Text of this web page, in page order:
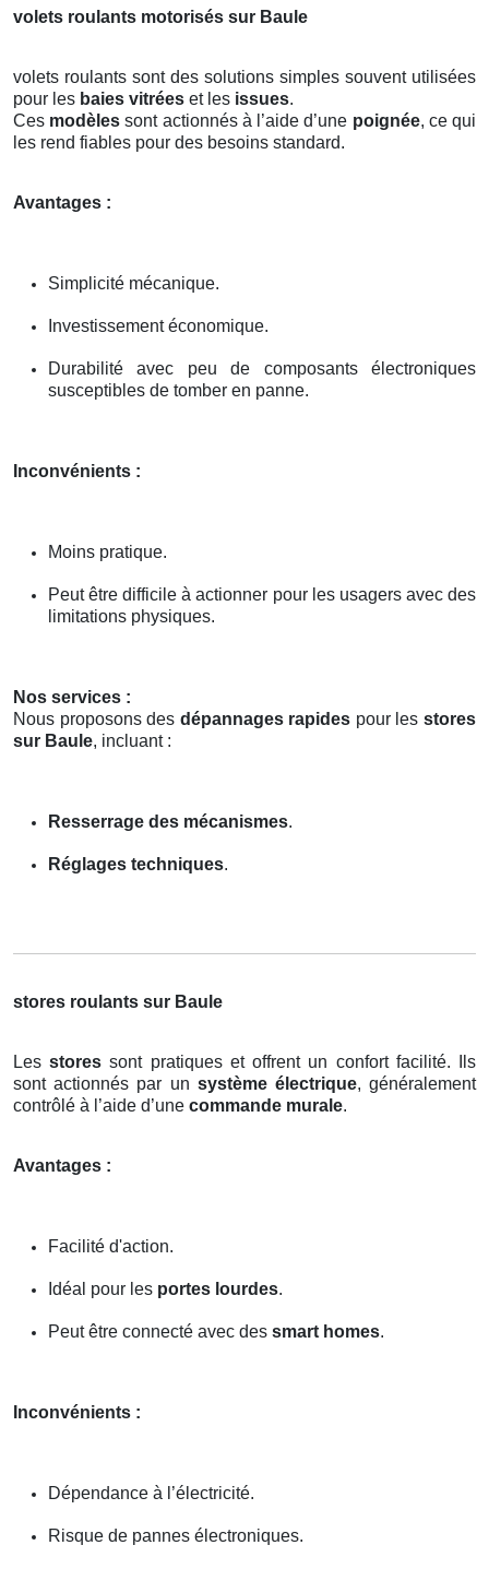
volets roulants motorisés sur Baule
volets roulants sont des solutions simples souvent utilisées
pour les baies vitrées et les issues.
Ces modèles sont actionnés à l’aide d’une poignée, ce qui
les rend fiables pour des besoins standard.
Avantages :
Simplicité mécanique.
Investissement économique.
Durabilité avec peu de composants électroniques
susceptibles de tomber en panne.
Inconvénients :
Moins pratique.
Peut être difficile à actionner pour les usagers avec des
limitations physiques.
Nos services :
Nous proposons des dépannages rapides pour lesstores
sur Baule, incluant :
Resserrage des mécanismes.
Réglages techniques.
stores roulants sur Baule
Lesstores sont pratiques et offrent un confort facilité. Ils
sont actionnés par un système électrique, généralement
contrôlé à l’aide d’une commande murale.
Avantages :
Facilité d'action.
Idéal pour les portes lourdes.
Peut être connecté avec des smart homes.
Inconvénients :
Dépendance à l’électricité.
Risque de pannes électroniques.